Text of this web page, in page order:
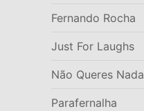
Fernando Rocha
Just For Laughs
Não Queres Nada
Parafernalha